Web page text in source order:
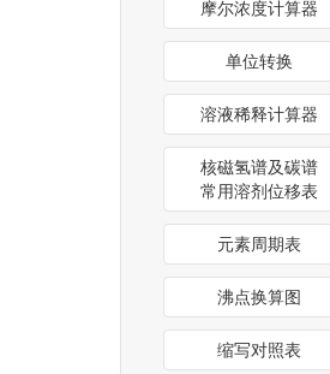
摩尔浓度计算器
单位转换
溶液稀释计算器
核磁氢谱及碳谱
常用溶剂位移表
元素周期表
沸点换算图
缩写对照表